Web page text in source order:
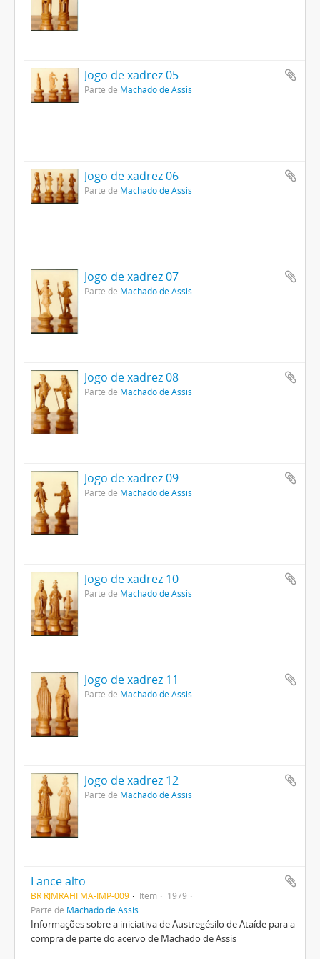
Jogo de xadrez 05
Parte de Machado de Assis
Jogo de xadrez 06
Parte de Machado de Assis
Jogo de xadrez 07
Parte de Machado de Assis
Jogo de xadrez 08
Parte de Machado de Assis
Jogo de xadrez 09
Parte de Machado de Assis
Jogo de xadrez 10
Parte de Machado de Assis
Jogo de xadrez 11
Parte de Machado de Assis
Jogo de xadrez 12
Parte de Machado de Assis
Lance alto
BR RJMRAHI MA-IMP-009 Item
1979
Parte de Machado de Assis
Informações sobre a iniciativa de Austregésilo de Ataíde para a
compra de parte do acervo de Machado de Assis